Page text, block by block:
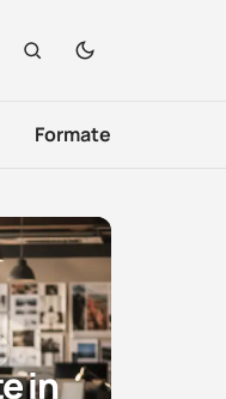
Formate
in